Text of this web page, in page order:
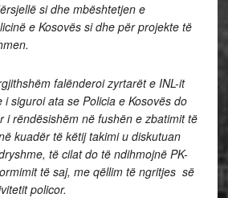
si dhe mbështetjen e
e Kosovës si dhe për projekte të
falënderoi zyrtarët e INL-it
siguroi ata se Policia e Kosovës do
i rëndësishëm në fushën e zbatimit të
kuadër të këtij takimi u diskutuan
të cilat do të ndihmojnë PK-
të saj, me qëllim të ngritjes së
policor.